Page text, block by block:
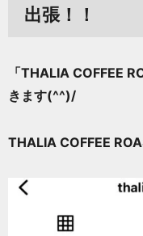
出張！！
「THALIA COFFEE
きます(^^)/
THALIA COFFEE